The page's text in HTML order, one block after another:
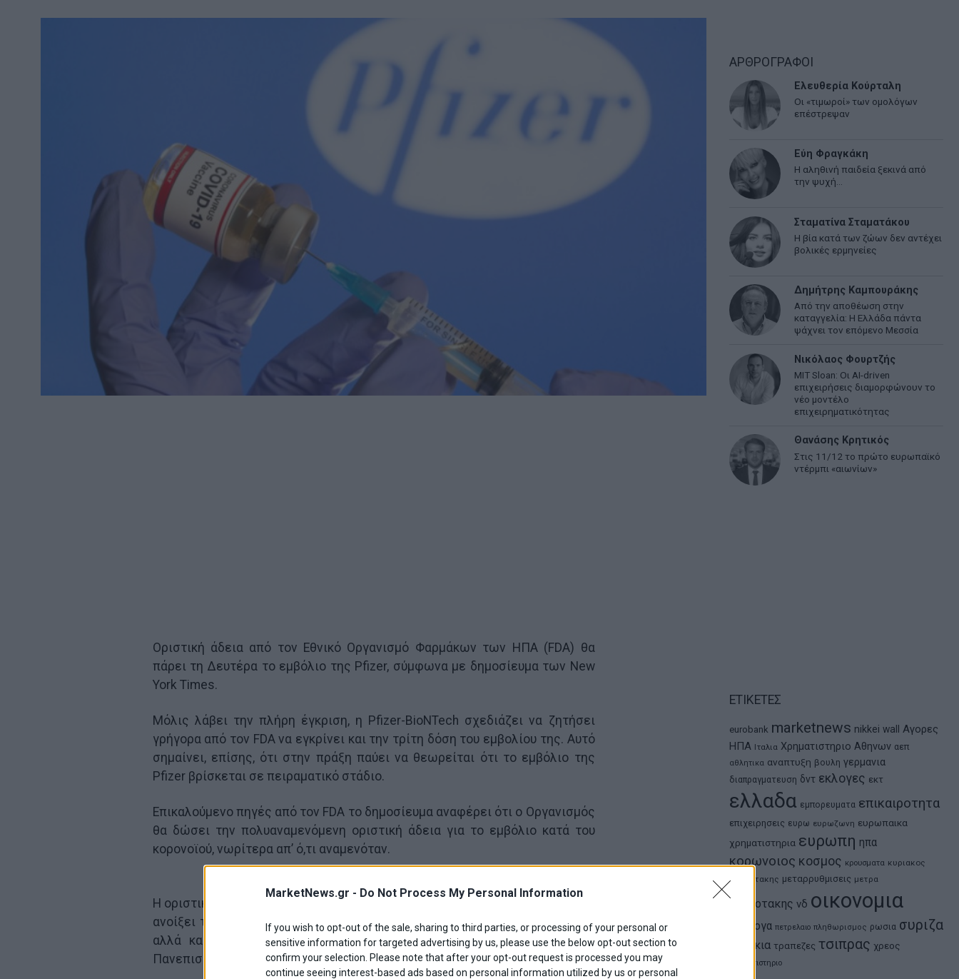
MarketNews.gr - Do Not Process My Personal Information
If you wish to opt-out of the sale, sharing to third parties, or processing of your personal or
sensitive information for targeted advertising by us, please use the below opt-out section to
confirm your selection. Please note that after your opt-out request is processed you may
continue seeing interest-based ads based on personal information utilized by us or personal
Οριστική άδεια από τον Εθνικό Οργανισμό Φαρμάκων των ΗΠΑ (FDA) θα
πάρει τη Δευτέρα το εμβόλιο της Pfizer, σύμφωνα με δημοσίευμα των New
York Times.
Μόλις λάβει την πλήρη έγκριση, η Pfizer-BioNTech σχεδιάζει να ζητήσει
γρήγορα από τον FDA να εγκρίνει και την τρίτη δόση του εμβολίου της. Αυτό
σημαίνει, επίσης, ότι στην πράξη παύει να θεωρείται ότι το εμβόλιο της
Pfizer βρίσκεται σε πειραματικό στάδιο.
Επικαλούμενο πηγές από τον FDA το δημοσίευμα αναφέρει ότι ο Οργανισμός
θα δώσει την πολυαναμενόμενη οριστική άδεια για το εμβόλιο κατά του
κορονοϊού, νωρίτερα απ’ ό,τι αναμενόταν.
Η οριστική έγκριση του εμβολίου της Pfizer είναι πολύ σημαντική, καθώς θα
ανοίξει τον δρόμο της υποχρεωτικότητας του εμβολιασμού σε δημόσιους
αλλά και ιδιωτικούς οργανισμούς, όπως είναι ο στρατός ή ορισμένα
Πανεπιστήμια.
ΑΡΘΡΟΓΡΑΦΟΙ
Ελευθερία Κούρταλη
Οι «τιμωροί» των ομολόγων
επέστρεψαν
Εύη Φραγκάκη
Η αληθινή παιδεία ξεκινά από
την ψυχή…
Σταματίνα Σταματάκου
Η βία κατά των ζώων δεν αντέχει
βολικές ερμηνείες
Δημήτρης Καμπουράκης
Από την αποθέωση στην
καταγγελία: Η Ελλάδα πάντα
ψάχνει τον επόμενο Μεσσία
Νικόλαος Φουρτζής
MIT Sloan: Οι AI-driven
επιχειρήσεις διαμορφώνουν το
νέο μοντέλο
επιχειρηματικότητας
Θανάσης Κρητικός
Στις 11/12 το πρώτο ευρωπαϊκό
ντέρμπι «αιωνίων»
ΕΤΙΚΕΤΕΣ
eurobank marketnews nikkei wall
Αγορες
ΗΠΑ Ιταλια Χρηματιστηριο Αθηνων αεπ
αθλητικα αναπτυξη βουλη γερμανια
διαπραγματευση δντ εκλογες εκτ
ελλαδα εμπορευματα επικαιροτητα
επιχειρησεις ευρω ευρωζωνη ευρωπαικα
χρηματιστηρια ευρωπη ηπα
κορωνοιος κοσμος κρουσματα κυριακος
μητσοτακης μεταρρυθμισεις μετρα
μητσοτακης νδ οικονομια
ομολογα πετρελαιο πληθωρισμος ρωσια συριζα
τουρκια τραπεζες τσιπρας χρεος
χρηματιστηριο